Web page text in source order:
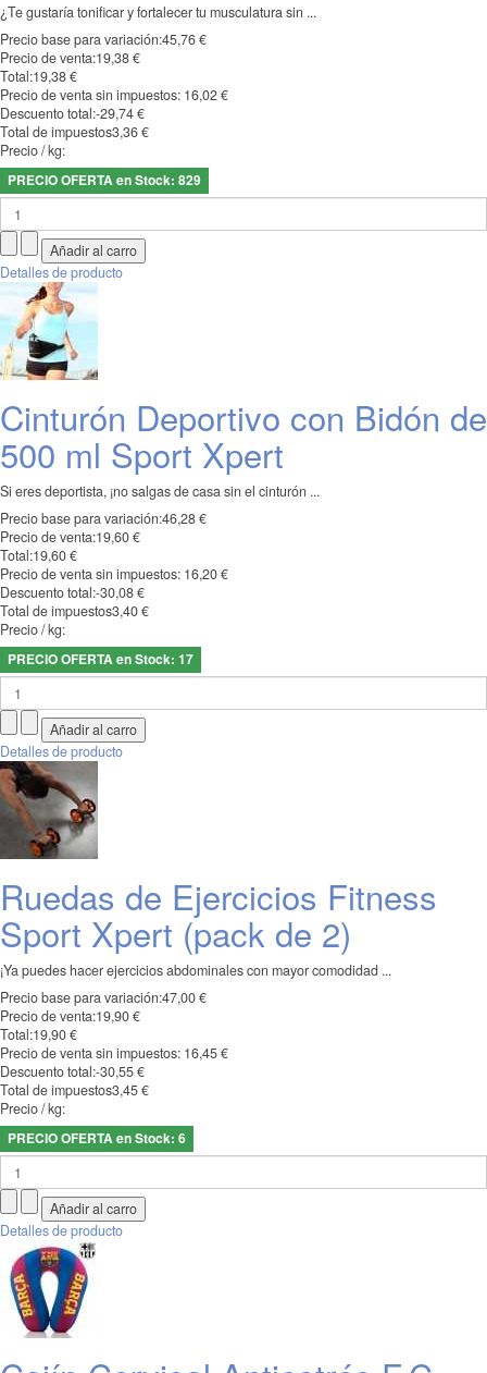
¿Te gustaría tonificar y fortalecer tu musculatura sin ...
Precio base para variación:45,76 €
Precio de venta:19,38 €
Total:19,38 €
Precio de venta sin impuestos: 16,02 €
Descuento total:-29,74 €
Total de impuestos3,36 €
Precio / kg:
PRECIO OFERTA en Stock: 829
Detalles de producto
Cinturón Deportivo con Bidón de
500 ml Sport Xpert
Si eres deportista, ¡no salgas de casa sin el cinturón ...
Precio base para variación:46,28 €
Precio de venta:19,60 €
Total:19,60 €
Precio de venta sin impuestos: 16,20 €
Descuento total:-30,08 €
Total de impuestos3,40 €
Precio / kg:
PRECIO OFERTA en Stock: 17
Detalles de producto
Ruedas de Ejercicios Fitness
Sport Xpert (pack de 2)
¡Ya puedes hacer ejercicios abdominales con mayor comodidad ...
Precio base para variación:47,00 €
Precio de venta:19,90 €
Total:19,90 €
Precio de venta sin impuestos: 16,45 €
Descuento total:-30,55 €
Total de impuestos3,45 €
Precio / kg:
PRECIO OFERTA en Stock: 6
Detalles de producto